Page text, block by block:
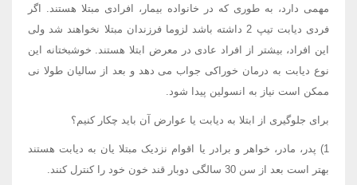
مهمی دارد، به طوری که در خانواده بیمار، افرادی مبتلا هستند. اگر
فردی دیابت تیپ 2 داشته باشد لزوما فرزندان مبتلا نخواهند شد ولی
این افراد، بیشتر از افراد عادی در معرض ابتلا هستند. خوشبختانه این
نوع دیابت به درمان خوراکی جواب می دهد و بعد از سالیان طولا نی
ممکن است نیاز به انسولین پیدا شود.
برای جلوگیری از ابتلا به دیابت یا عوارض آن باید چکار کنیم؟
1) پدر، مادر، خواهر و برادر یا اقوام نزدیک مبتلا یان به دیابت هستند
بهتر است بعد از سن 30 سالگی دوبار قند خون خود را کنترل کنند.